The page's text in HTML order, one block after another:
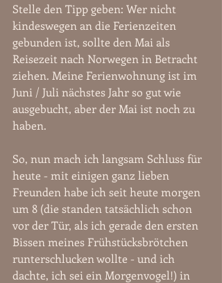
Stelle den Tipp geben: Wer nicht
kindeswegen an die Ferienzeiten
gebunden ist, sollte den Mai als
Reisezeit nach Norwegen in Betracht
ziehen. Meine Ferienwohnung ist im
Juni / Juli nächstes Jahr so gut wie
ausgebucht, aber der Mai ist noch zu
haben.
So, nun mach ich langsam Schluss für
heute - mit einigen ganz lieben
Freunden habe ich seit heute morgen
um 8 (die standen tatsächlich schon
vor der Tür, als ich gerade den ersten
Bissen meines Frühstücksbrötchen
runterschlucken wollte - und ich
dachte, ich sei ein Morgenvogel!) in